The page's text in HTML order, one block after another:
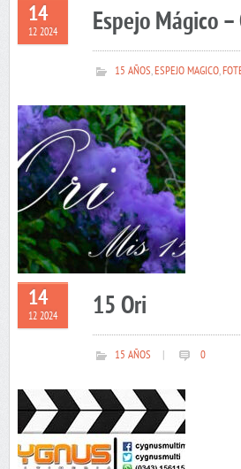
14
12 2024 Espejo Mágico –
15 AÑOS,ESPEJO MAGICO,
14
12 2024 15 Ori
15 AÑOS 0